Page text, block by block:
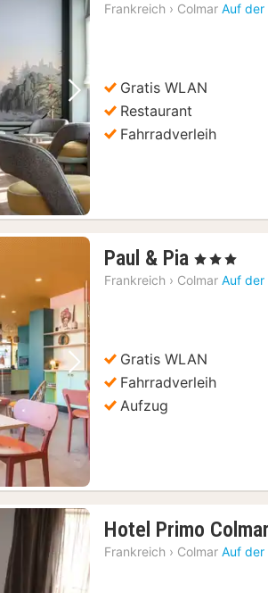
Nächstes Bild
Frankreich › Colmar Auf der
Gratis WLAN
Restaurant
Fahrradverleih
Nächstes Bild
Paul & Pia 1
Nacht
, 3 Sterne
Frankreich › Colmar Auf der
Gratis WLAN
Fahrradverleih
Aufzug
Hotel Primo
Frankreich › Colmar Auf der